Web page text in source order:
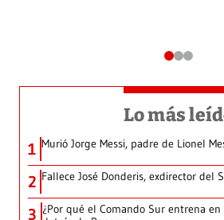
Lo más
1 Murió Jorge Messi, padre de Lionel
2 Fallece José Donderis, exdirector del
3 ¿Por qué el Comando Sur entrena